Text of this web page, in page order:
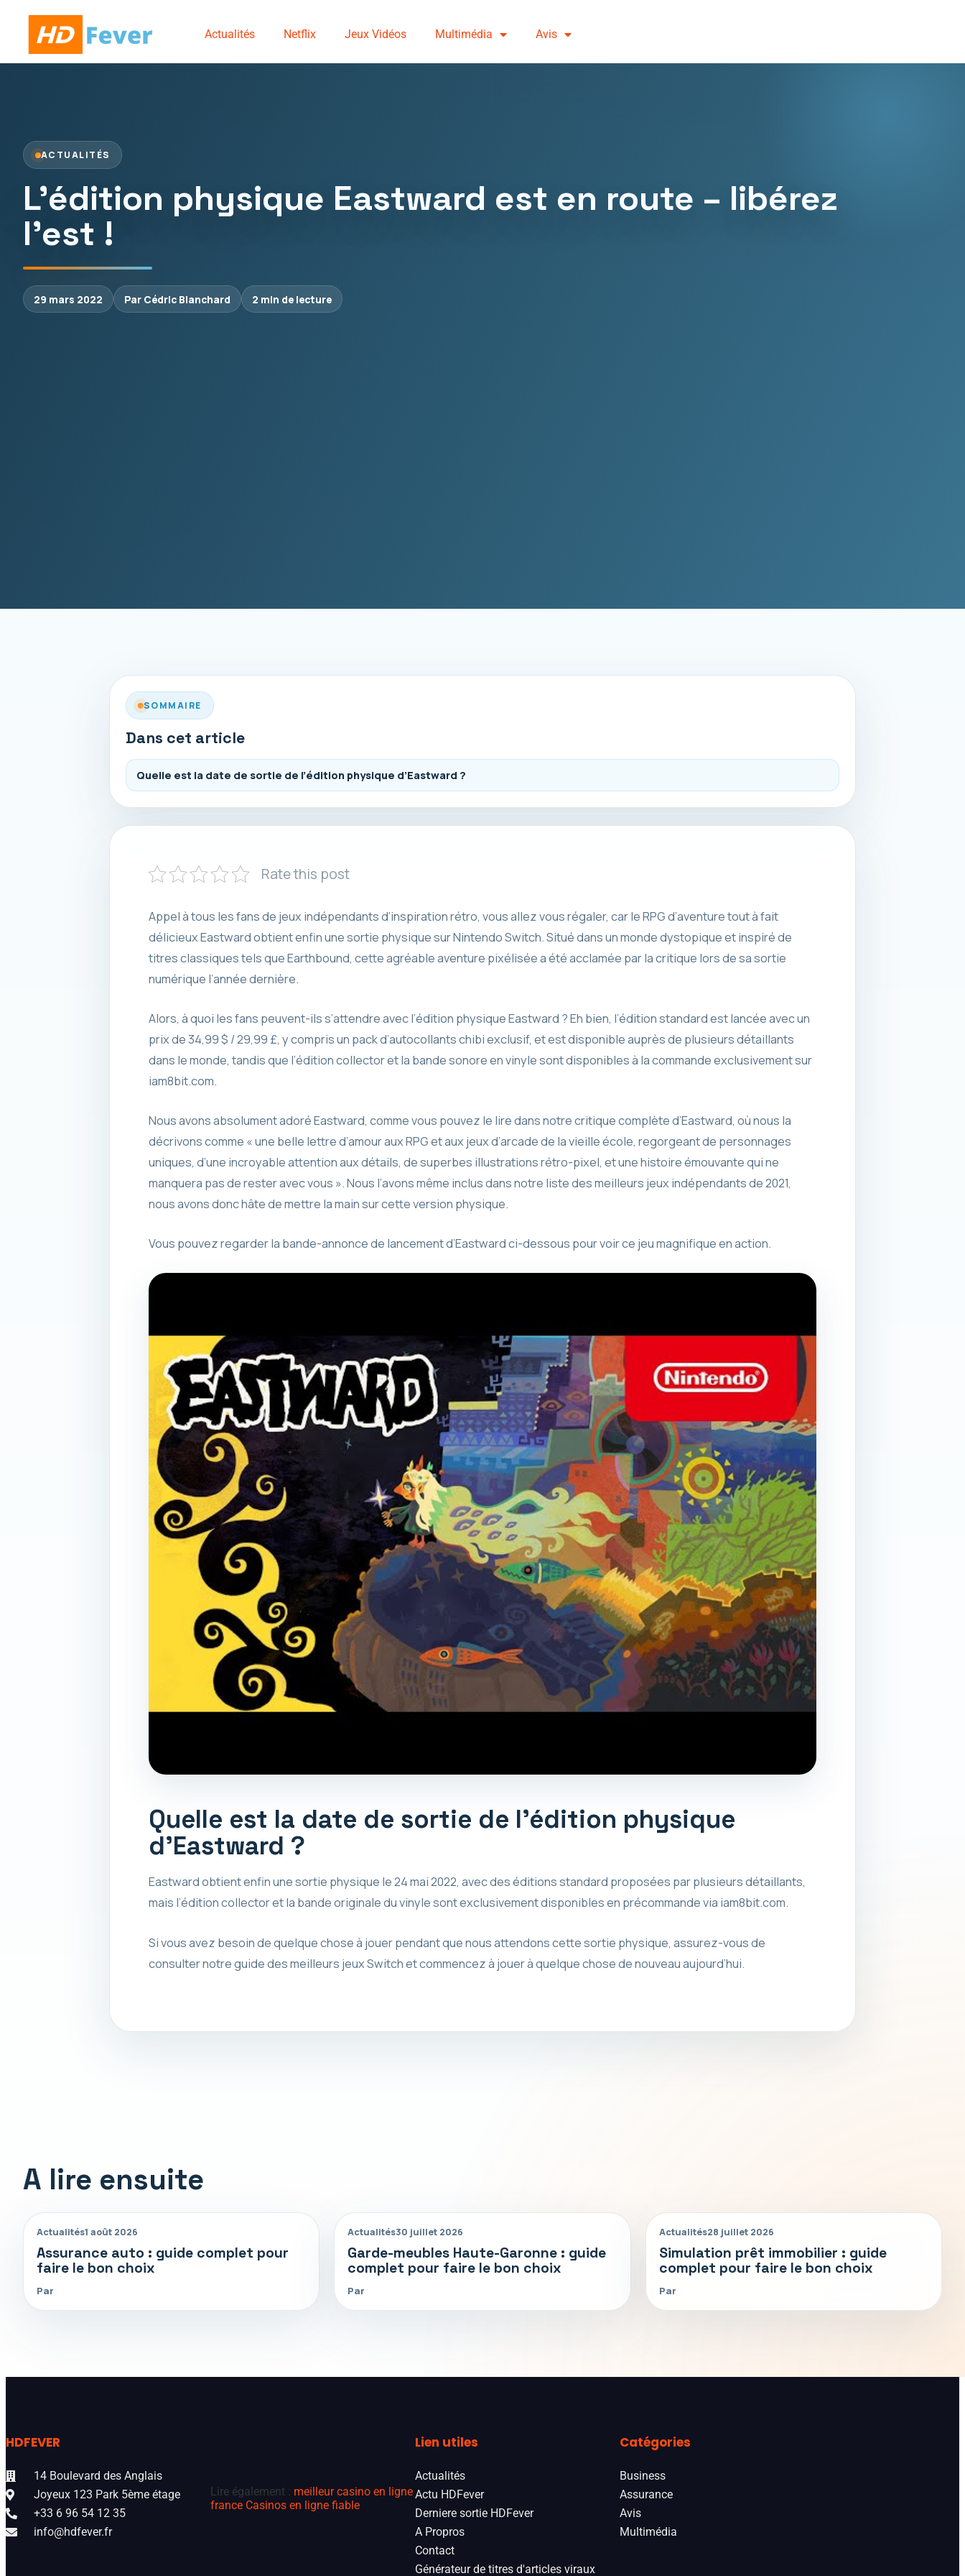
Actualités Netflix Jeux Vidéos Multimédia Avis
ACTUALITÉS
L’édition physique Eastward est en route – libérez
l’est !
29 mars 2022 Par Cédric Blanchard 2 min de lecture
SOMMAIRE
Dans cet article
Quelle est la date de sortie de l’édition physique d’Eastward ?
Rate this post
Appel à tous les fans de jeux indépendants d’inspiration rétro, vous allez vous régaler, car le RPG d’aventure tout à fait
délicieux Eastward obtient enfin une sortie physique sur Nintendo Switch. Situé dans un monde dystopique et inspiré de
titres classiques tels que Earthbound, cette agréable aventure pixélisée a été acclamée par la critique lors de sa sortie
numérique l’année dernière.
Alors, à quoi les fans peuvent-ils s’attendre avec l’édition physique Eastward ? Eh bien, l’édition standard est lancée avec un
prix de 34,99 $ / 29,99 £, y compris un pack d’autocollants chibi exclusif, et est disponible auprès de plusieurs détaillants
dans le monde, tandis que l’édition collector et la bande sonore en vinyle sont disponibles à la commande exclusivement sur
iam8bit.com.
Nous avons absolument adoré Eastward, comme vous pouvez le lire dans notre critique complète d’Eastward, où nous la
décrivons comme « une belle lettre d’amour aux RPG et aux jeux d’arcade de la vieille école, regorgeant de personnages
uniques, d’une incroyable attention aux détails, de superbes illustrations rétro-pixel, et une histoire émouvante qui ne
manquera pas de rester avec vous ». Nous l’avons même inclus dans notre liste des meilleurs jeux indépendants de 2021,
nous avons donc hâte de mettre la main sur cette version physique.
Vous pouvez regarder la bande-annonce de lancement d’Eastward ci-dessous pour voir ce jeu magnifique en action.
Quelle est la date de sortie de l’édition physique
d’Eastward ?
Eastward obtient enfin une sortie physique le 24 mai 2022, avec des éditions standard proposées par plusieurs détaillants,
mais l’édition collector et la bande originale du vinyle sont exclusivement disponibles en précommande via iam8bit.com.
Si vous avez besoin de quelque chose à jouer pendant que nous attendons cette sortie physique, assurez-vous de
consulter notre guide des meilleurs jeux Switch et commencez à jouer à quelque chose de nouveau aujourd’hui.
A lire ensuite
Actualités1 août 2026
Assurance auto : guide complet pour
faire le bon choix
Par
Actualités30 juillet 2026
Garde-meubles Haute-Garonne : guide
complet pour faire le bon choix
Par
Actualités28 juillet 2026
Simulation prêt immobilier : guide
complet pour faire le bon choix
Par
HDFEVER
14 Boulevard des Anglais
Joyeux 123 Park 5ème étage
+33 6 96 54 12 35
info@hdfever.fr
Lire également : meilleur casino en ligne
france Casinos en ligne fiable
Lien utiles
Actualités
Actu HDFever
Derniere sortie HDFever
A Propros
Contact
Générateur de titres d'articles viraux
Catégories
Business
Assurance
Avis
Multimédia